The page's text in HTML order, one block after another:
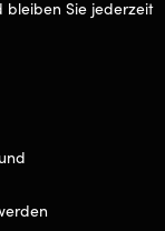
bleiben Sie jederzeit